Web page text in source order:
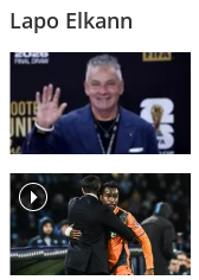
Lapo Elkann